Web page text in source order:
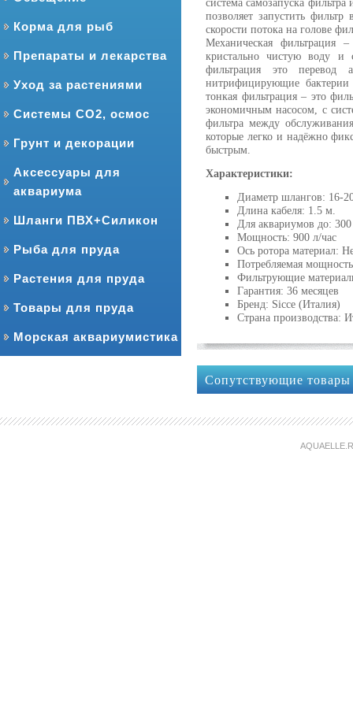
Корма для рыб
Препараты и лекарства
Уход за растениями
Системы CO2, осмос
Грунт и декорации
Аксессуары для
аквариума
Шланги ПВХ+Силикон
Рыба для пруда
Растения для пруда
Товары для пруда
Морская аквариумистика
система самозапуска
позволяет запустить
скорости потока на голове
Механическая фильтрация
кристально чистую воду и
фильтрация это
нитрифицирующие бактерии
тонкая фильтрация – это
экономичным насосом, с
фильтра между
которые легко и надёжно
быстрым.
Характеристики:
Диаметр шлангов: 16-
Длина кабеля: 1.5 м.
Для аквариумов до:
Мощность: 900 л/час
Ось ротора материал:
Потребляемая
Фильтрующие
Гарантия: 36 месяцев
Бренд: Sicce (Италия)
Страна производства:
Сопутствующие товары